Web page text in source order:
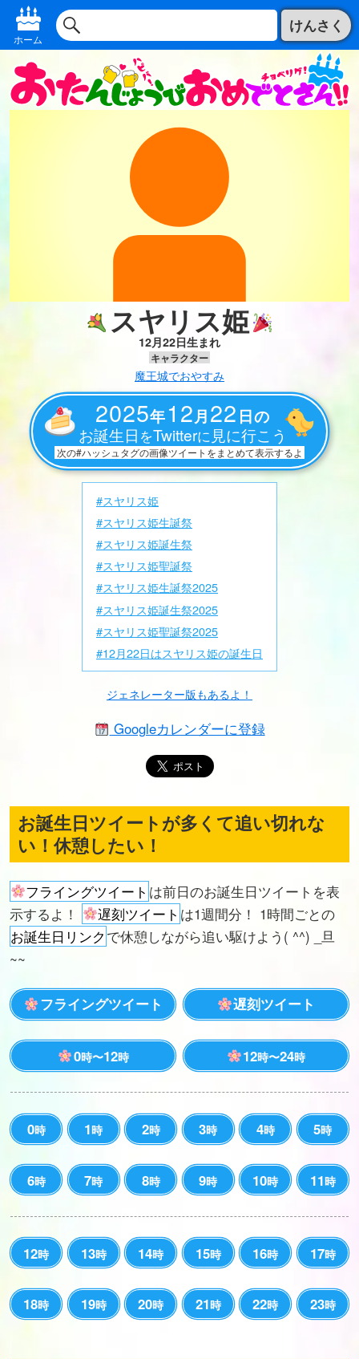
ホーム
けんさく
スヤリス姫
12月22日生まれ
キャラクター
魔王城でおやすみ
2025年12月22 日の
お誕生日 をTwitterに 見に行こう
次の#ハッシュタグの画像ツイートをまとめて表示するよ
#スヤリス姫
#スヤリス姫生誕祭
#スヤリス姫誕生祭
#スヤリス姫聖誕祭
#スヤリス姫生誕祭2025
#スヤリス姫誕生祭2025
#スヤリス姫聖誕祭2025
#12月22日はスヤリス姫の誕生日
ジェネレーター版もあるよ！
Googleカレンダーに登録
お誕生日ツイートが多くて追い切れな
い！休憩したい！
フライングツイート は前日のお誕生日ツイートを表
示するよ！
遅刻ツイート は1週間分！ 1時間ごとの
お誕生日リンク で休憩しながら追い駆けよう( ^^) _旦
~~
フライングツイート 遅刻ツイート
0時〜12時 12時〜24時
0時 1時 2時 3時 4時 5時
6時 7時 8時 9時 10時 11時
12時 13時 14時 15時 16時 17時
18時 19時 20時 21時 22時 23時